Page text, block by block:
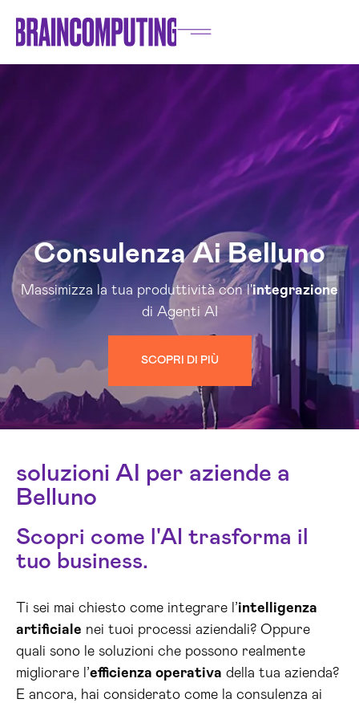
Consulenza Ai Belluno
Massimizza la tua produttività con l'integrazione
di Agenti AI
SCOPRI DI PIÙ
soluzioni AI per aziende a
Belluno
Scopri come l'AI trasforma il
tuo business.
Ti sei mai chiesto come integrare l’intelligenza
artificiale nei tuoi processi aziendali? Oppure
quali sono le soluzioni che possono realmente
migliorare l’efficienza operativa della tua azienda?
E ancora, hai considerato come la consulenza ai